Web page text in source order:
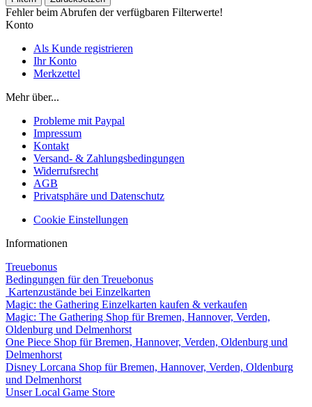
Fehler beim Abrufen der verfügbaren Filterwerte!
Konto
Als Kunde registrieren
Ihr Konto
Merkzettel
Mehr über...
Probleme mit Paypal
Impressum
Kontakt
Versand- & Zahlungsbedingungen
Widerrufsrecht
AGB
Privatsphäre und Datenschutz
Cookie Einstellungen
Informationen
Treuebonus
Bedingungen für den Treuebonus
Kartenzustände bei Einzelkarten
Magic: the Gathering Einzelkarten kaufen & verkaufen
Magic: The Gathering Shop für Bremen, Hannover, Verden,
Oldenburg und Delmenhorst
One Piece Shop für Bremen, Hannover, Verden, Oldenburg und
Delmenhorst
Disney Lorcana Shop für Bremen, Hannover, Verden, Oldenburg
und Delmenhorst
Unser Local Game Store